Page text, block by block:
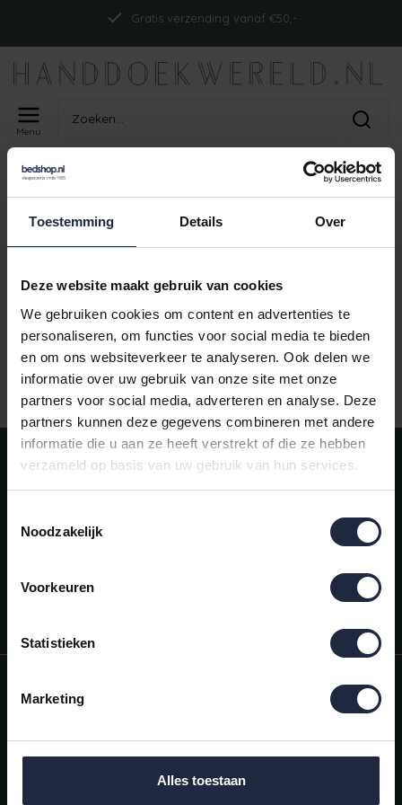
Toestemming Details Over
Deze website maakt gebruik van cookies
We gebruiken cookies om content en advertenties te
personaliseren, om functies voor social media te bieden
en om ons websiteverkeer te analyseren. Ook delen we
informatie over uw gebruik van onze site met onze
partners voor social media, adverteren en analyse. Deze
partners kunnen deze gegevens combineren met andere
informatie die u aan ze heeft verstrekt of die ze hebben
verzameld op basis van uw gebruik van hun services.
Noodzakelijk
Voorkeuren
Statistieken
Marketing
Alles toestaan
Gratis verzending vanaf €50,-
Menu
Home
PRODUCTEN GETAGD MET
ISM_ABYSSBRIGHTONTP_WHITE
Geen producten gevonden!
Gratis verzending vanaf €50,-
Meld je aan voor onze nieuwsbrief!
AANMELDEN
Mijn account
Categorieën